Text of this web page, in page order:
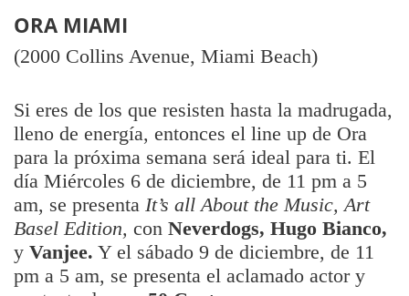
ORA MIAMI
(2000 Collins Avenue, Miami Beach)
Si eres de los que resisten hasta la madrugada,
lleno de energía, entonces el line up de Ora
para la próxima semana será ideal para ti. El
día Miércoles 6 de diciembre, de 11 pm a 5
am, se presenta It’s all About the Music, Art
Basel Edition, con Neverdogs, Hugo Bianco,
y Vanjee. Y el sábado 9 de diciembre, de 11
pm a 5 am, se presenta el aclamado actor y